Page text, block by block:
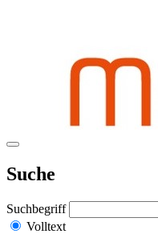
Suche
Suchbegriff
Volltext